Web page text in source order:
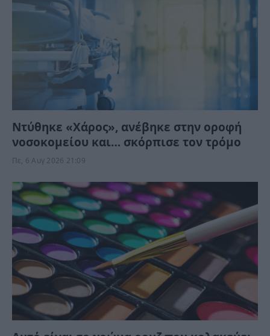
Ντύθηκε «Χάρος», ανέβηκε στην οροφή
νοσοκομείου και… σκόρπισε τον τρόμο
Πε, 6 Αυγ 2026 21:09